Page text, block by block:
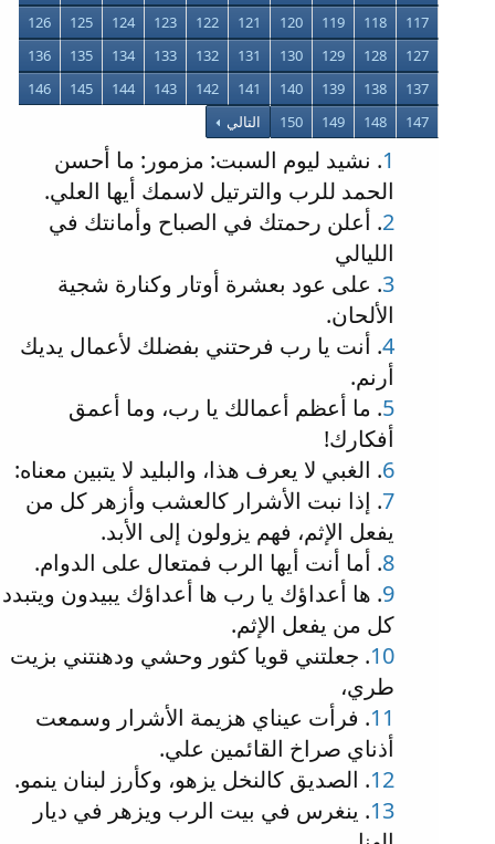
117
118
119
120
121
122
123
124
125
126
127
128
129
130
131
132
133
134
135
136
137
138
139
140
141
142
143
144
145
146
147
148
149
150 التالي
1. نشيد ليوم السبت: مزمور: ما أحسن
الحمد للرب والترتيل لاسمك أيها العلي.
2. أعلن رحمتك في الصباح وأمانتك في
الليالي
3. على عود بعشرة أوتار وكنارة شجية
الألحان.
4. أنت يا رب فرحتني بفضلك لأعمال يديك
أرنم.
5. ما أعظم أعمالك يا رب، وما أعمق
أفكارك!
6. الغبي لا يعرف هذا، والبليد لا يتبين معناه:
7. إذا نبت الأشرار كالعشب وأزهر كل من
يفعل الإثم، فهم يزولون إلى الأبد.
8. أما أنت أيها الرب فمتعال على الدوام.
9. ها أعداؤك يا رب ها أعداؤك يبيدون ويتبدد
كل من يفعل الإثم.
10. جعلتني قويا كثور وحشي ودهنتني بزيت
طري،
11. فرأت عيناي هزيمة الأشرار وسمعت
أذناي صراخ القائمين علي.
12. الصديق كالنخل يزهو، وكأرز لبنان ينمو.
13. ينغرس في بيت الرب ويزهر في ديار